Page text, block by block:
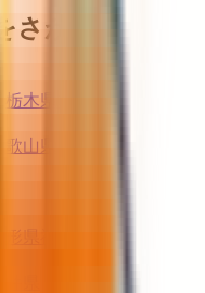
さがす
栃木県
歌山県